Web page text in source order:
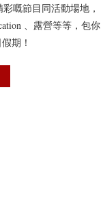
嘅節目同活動場地，
、露營等等，包你
期！